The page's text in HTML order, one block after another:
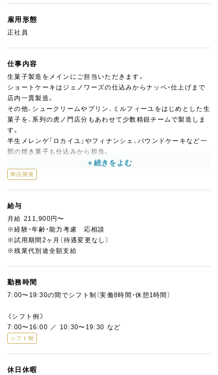
雇用形態
正社員
仕事内容
生菓子製造をメインにご担当いただきます。
ショートケーキはジェノワーズの仕込みからナッペ・仕上げまで
店内一貫製造。
その他、シュークリームやプリン、ミルフィーユをはじめとした生
菓子を、系列の虎ノ門店分もあわせて少数精鋭チームで製造しま
す。
半生メレンゲ「ロカイユ」やフィナンシェ、パウンドケーキなど一
部の焼き菓子も仕込みから担当。
ホールケーキやムースなど、セントラルキッチンから半製品で届
ゆくゆくはシフト管理・発注業務なども引き継いでいただき、将来
的には後輩指導・商品開発にも積極的に関われるポジションで
す。
商品開発
給与
月給 211,900円〜
※経験・年齢・能力考慮 応相談
※試用期間2ヶ月（待遇変更なし）
※残業代別途全額支給
勤務時間
7:00〜19:30の間でシフト制（実働8時間・休憩1時間）
《シフト例》
7:00〜16:00 ／ 10:30〜19:30 など
シフト制
休日休暇